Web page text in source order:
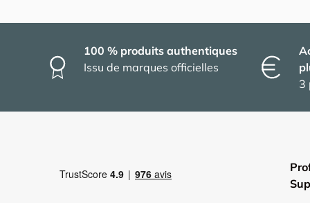
100 % produits authentiques
Issu de marques officielles
3